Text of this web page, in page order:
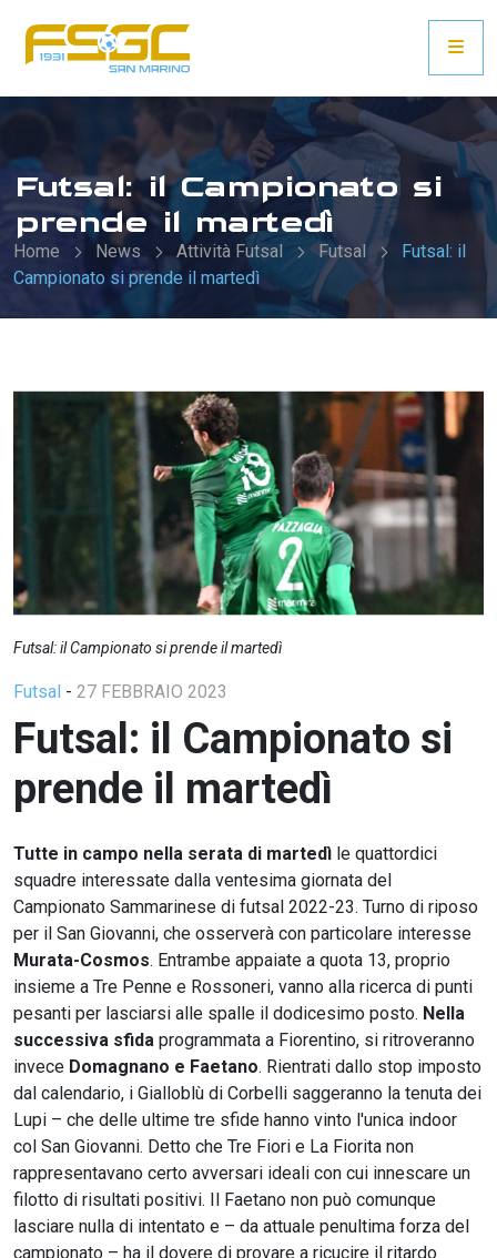
Futsal: il Campionato si
prende il martedì
Home News Attività Futsal Futsal
Futsal: il
Campionato si prende il martedì
Futsal: il Campionato si prende il martedì
Futsal - 27 FEBBRAIO 2023
Futsal: il Campionato si
prende il martedì
Tutte in campo nella serata di martedì le quattordici
squadre interessate dalla ventesima giornata del
Campionato Sammarinese di futsal 2022-23. Turno di riposo
per il San Giovanni, che osserverà con particolare interesse
Murata-Cosmos. Entrambe appaiate a quota 13, proprio
insieme a Tre Penne e Rossoneri, vanno alla ricerca di punti
pesanti per lasciarsi alle spalle il dodicesimo posto. Nella
successiva sfida programmata a Fiorentino, si ritroveranno
invece Domagnano e Faetano. Rientrati dallo stop imposto
dal calendario, i Gialloblù di Corbelli saggeranno la tenuta dei
Lupi – che delle ultime tre sfide hanno vinto l'unica indoor
col San Giovanni. Detto che Tre Fiori e La Fiorita non
rappresentavano certo avversari ideali con cui innescare un
filotto di risultati positivi. Il Faetano non può comunque
lasciare nulla di intentato e – da attuale penultima forza del
campionato – ha il dovere di provare a ricucire il ritardo